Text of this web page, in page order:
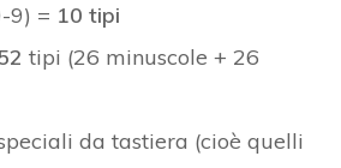
9) = 10 tipi
tipi (26 minuscole + 26
da tastiera (cioè quelli